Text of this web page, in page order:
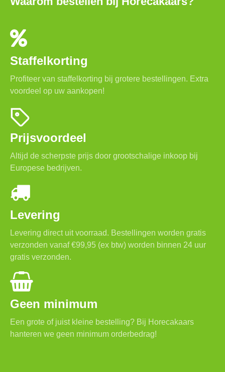
Staffelkorting
Profiteer van staffelkorting bij grotere bestellingen. Extra
voordeel op uw aankopen!
Prijsvoordeel
Altijd de scherpste prijs door grootschalige inkoop bij
Europese bedrijven.
Levering
Levering direct uit voorraad. Bestellingen worden gratis
verzonden vanaf €99,95 (ex btw) worden binnen 24 uur
gratis verzonden.
Geen minimum
Een grote of juist kleine bestelling? Bij Horecakaars
hanteren we geen minimum orderbedrag!